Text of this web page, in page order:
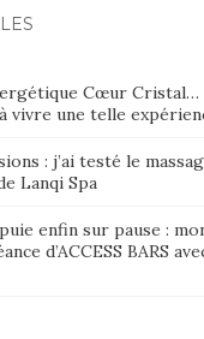
Cœur Cristal…
vivre une telle
: j’ai testé le
Lanqi Spa
enfin sur pause :
d’ACCESS BARS